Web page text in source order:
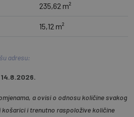
235,62 m²
15,12 m²
adresu:
a ovisi o odnosu količine svakog
i trenutno raspoložive količine